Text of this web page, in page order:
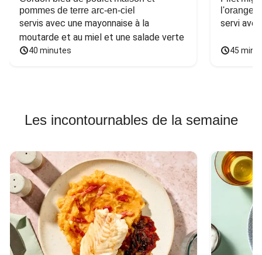
pommes de terre arc-en-ciel
servis avec une mayonnaise à la
moutarde et au miel et une salade verte
40 minutes
l'orange
servi
45
Les incontournables de la semaine